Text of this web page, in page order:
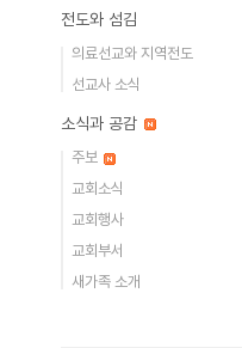
전도와 섬김
의료선교와 지역전도
선교사 소식
소식과 공감
주보
교회소식
교회행사
교회부서
새가족 소개